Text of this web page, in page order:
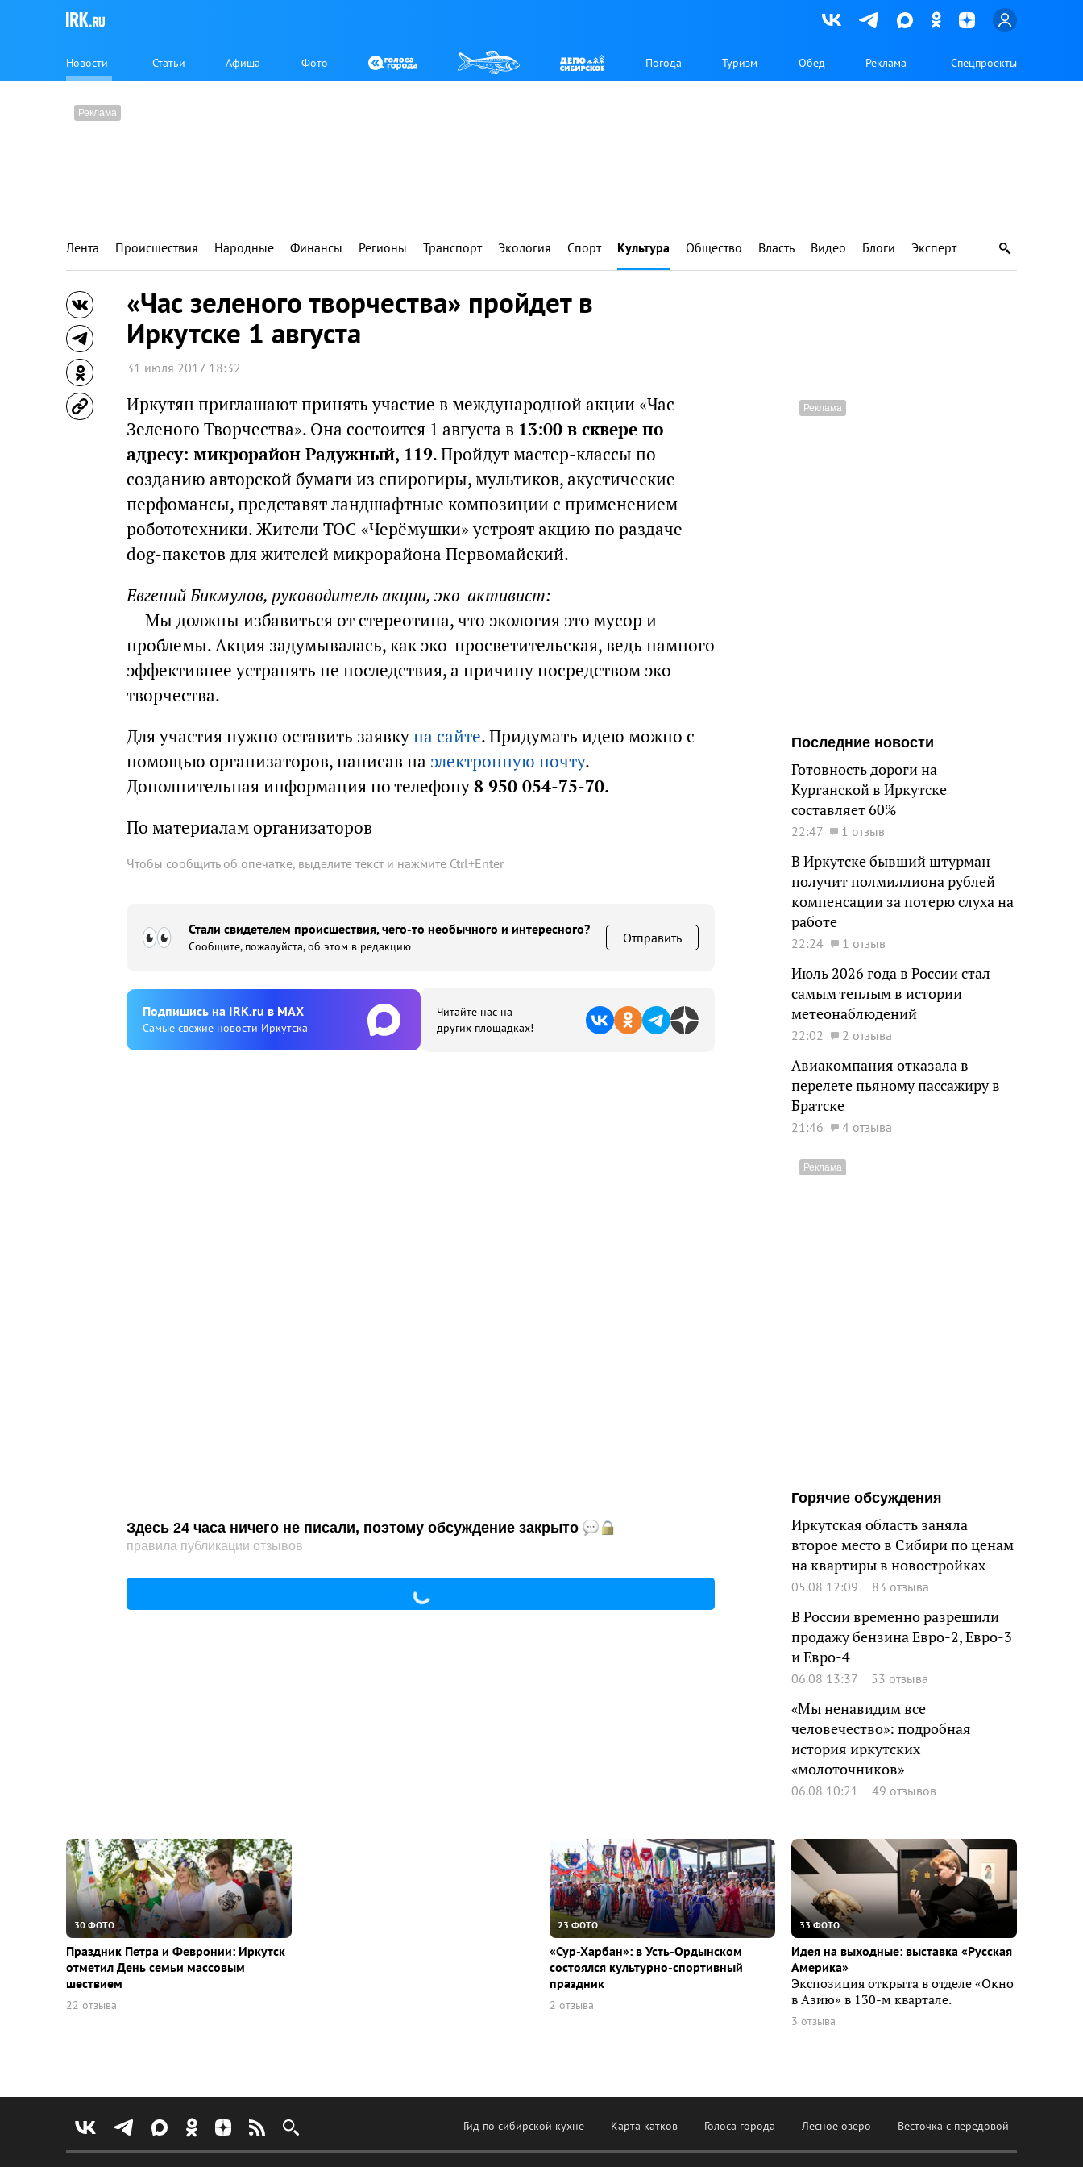
Новости Статьи Афиша Фото Погода Туризм Обед Реклама Спецпроекты
Лента Происшествия Народные Финансы Регионы Транспорт Экология Спорт Культура Общество Власть Видео Блоги Эксперт
«Час зеленого творчества» пройдет в
Иркутске 1 августа
31 июля 2017 18:32
Иркутян приглашают принять участие в международной акции «Час
Зеленого Творчества». Она состоится 1 августа в 13:00 в сквере по
адресу: микрорайон Радужный, 119. Пройдут мастер-классы по
созданию авторской бумаги из спирогиры, мультиков, акустические
перфомансы, представят ландшафтные композиции с применением
робототехники. Жители ТОС «Черёмушки» устроят акцию по раздаче
dog-пакетов для жителей микрорайона Первомайский.
Евгений Бикмулов, руководитель акции, эко-активист:
— Мы должны избавиться от стереотипа, что экология это мусор и
проблемы. Акция задумывалась, как эко-просветительская, ведь намного
эффективнее устранять не последствия, а причину посредством эко-
творчества.
Для участия нужно оставить заявкуна сайте. Придумать идею можно с
помощью организаторов, написав на электронную почту.
Дополнительная информация по телефону8 950 054-75-70.
По материалам организаторов
Чтобы сообщить об опечатке, выделите текст и нажмите Ctrl+Enter
Стали свидетелем происшествия, чего-то необычного и интересного?
Сообщите, пожалуйста, об этом в редакцию
Отправить
Подпишиcь на IRK.ru в MAX
Cамые свежие новости Иркутска
Читайте нас на
других площадках!
Здесь 24 часа ничего не писали, поэтому обсуждение закрыто
правила публикации отзывов
Последние новости
Готовность дороги на
Курганской в Иркутске
составляет 60%
22:47 1 отзыв
В Иркутске бывший штурман
получит полмиллиона рублей
компенсации за потерю слуха на
работе
22:24 1 отзыв
Июль 2026 года в России стал
самым теплым в истории
метеонаблюдений
22:02 2 отзыва
Авиакомпания отказала в
перелете пьяному пассажиру в
Братске
21:46 4 отзыва
Горячие обсуждения
Иркутская область заняла
второе место в Сибири по ценам
на квартиры в новостройках
05.08 12:09 83 отзыва
В России временно разрешили
продажу бензина Евро-2, Евро-3
и Евро-4
06.08 13:37 53 отзыва
«Мы ненавидим все
человечество»: подробная
история иркутских
«молоточников»
06.08 10:21 49 отзывов
30 ФОТО
Праздник Петра и Февронии: Иркутск
отметил День семьи массовым
шествием
22 отзыва
23 ФОТО
«Сур-Харбан»: в Усть-Ордынском
состоялся культурно-спортивный
праздник
2 отзыва
33 ФОТО
Идея на выходные: выставка «Русская
Америка»
Экспозиция открыта в отделе «Окно
в Азию» в 130-м квартале.
3 отзыва
Гид по сибирской кухне Карта катков Голоса города Лесное озеро Весточка с передовой